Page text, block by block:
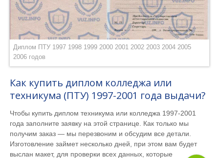
Диплом ПТУ 1997 1998 1999 2000 2001 2002 2003 2004 2005
2006 годов
Как купить диплом колледжа или
техникума (ПТУ) 1997-2001 года выдачи?
Чтобы купить диплом техникума или колледжа 1997-2001
года заполните заявку на этой странице. Как только мы
получим заказ — мы перезвоним и обсудим все детали.
Изготовление займет несколько дней, при этом вам будет
выслан макет, для проверки всех данных, которые